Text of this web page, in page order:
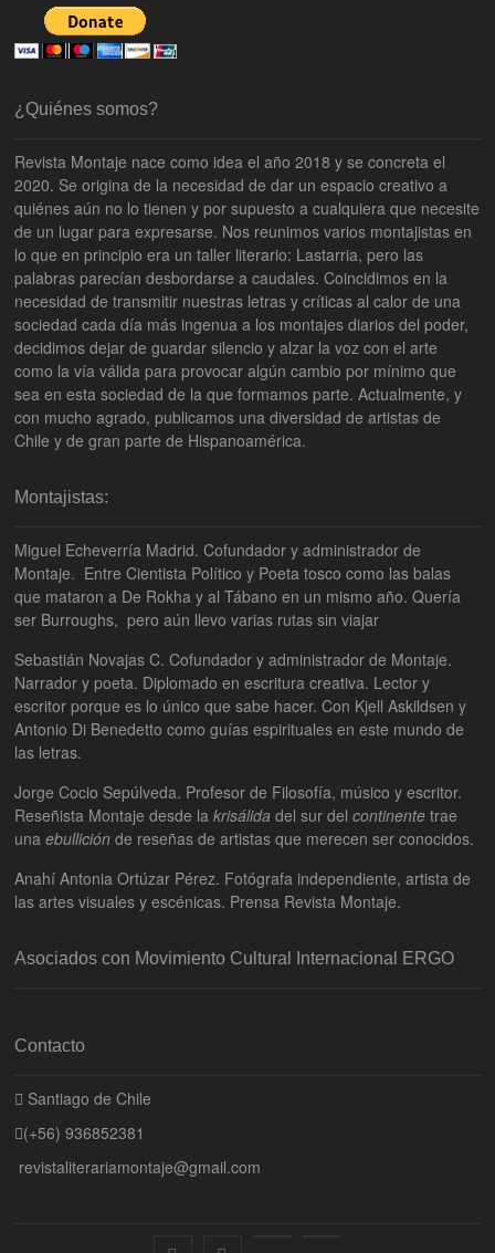
¿Quiénes somos?
Revista Montaje nace como idea el año 2018 y se concreta el
2020. Se origina de la necesidad de dar un espacio creativo a
quiénes aún no lo tienen y por supuesto a cualquiera que necesite
de un lugar para expresarse. Nos reunimos varios montajistas en
lo que en principio era un taller literario: Lastarria, pero las
palabras parecían desbordarse a caudales. Coincidimos en la
necesidad de transmitir nuestras letras y críticas al calor de una
sociedad cada día más ingenua a los montajes diarios del poder,
decidimos dejar de guardar silencio y alzar la voz con el arte
como la vía válida para provocar algún cambio por mínimo que
sea en esta sociedad de la que formamos parte. Actualmente, y
con mucho agrado, publicamos una diversidad de artistas de
Chile y de gran parte de Hispanoamérica.
Montajistas:
Miguel Echeverría Madrid. Cofundador y administrador de
Montaje. Entre Cientista Político y Poeta tosco como las balas
que mataron a De Rokha y al Tábano en un mismo año. Quería
ser Burroughs, pero aún llevo varias rutas sin viajar
Sebastián Novajas C. Cofundador y administrador de Montaje.
Narrador y poeta. Diplomado en escritura creativa. Lector y
escritor porque es lo único que sabe hacer. Con Kjell Askildsen y
Antonio Di Benedetto como guías espirituales en este mundo de
las letras.
Jorge Cocio Sepúlveda. Profesor de Filosofía, músico y escritor.
Reseñista Montaje desde lakrisálida del sur delcontinente trae
unaebullición de reseñas de artistas que merecen ser conocidos.
Anahí Antonia Ortúzar Pérez. Fotógrafa independiente, artista de
las artes visuales y escénicas. Prensa Revista Montaje.
Asociados con Movimiento Cultural Internacional ERGO
Contacto
Santiago de Chile
(+56) 936852381
revistaliterariamontaje@gmail.com